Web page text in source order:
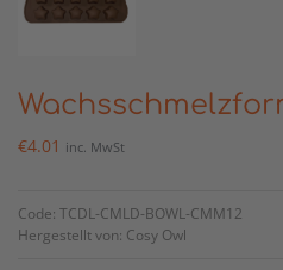
€4.01 inc. MwSt
Code: TCDL-CMLD-BOWL-CMM12
Hergestellt von: Cosy Owl